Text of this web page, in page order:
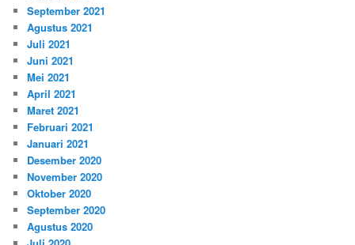
September 2021
Agustus 2021
Juli 2021
Juni 2021
Mei 2021
April 2021
Maret 2021
Februari 2021
Januari 2021
Desember 2020
November 2020
Oktober 2020
September 2020
Agustus 2020